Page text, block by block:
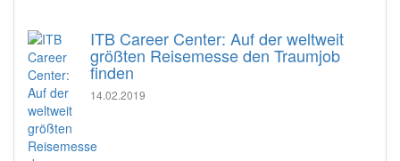
ITB Career Center: Auf der weltweit
größten Reisemesse den Traumjob
finden
14.02.2019